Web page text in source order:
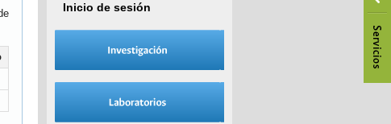
Inicio de sesión